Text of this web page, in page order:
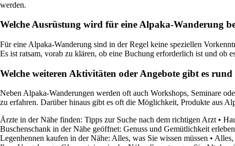
werden.
Welche Ausrüstung wird für eine Alpaka-Wanderung
Für eine Alpaka-Wanderung sind in der Regel keine speziellen
Es ist ratsam, vorab zu klären, ob eine Buchung erforderlich ist und ob
Welche weiteren Aktivitäten oder Angebote gibt es
Neben Alpaka-Wanderungen werden oft auch Workshops, Seminare
zu erfahren. Darüber hinaus gibt es oft die Möglichkeit, Produkte aus
Ärzte in der Nähe finden: Tipps zur Suche nach dem richtigen Arzt •
Buschenschank in der Nähe geöffnet: Genuss und Gemütlichkeit erleben
Legenhennen kaufen in der Nähe: Alles, was Sie wissen müssen • Alles,